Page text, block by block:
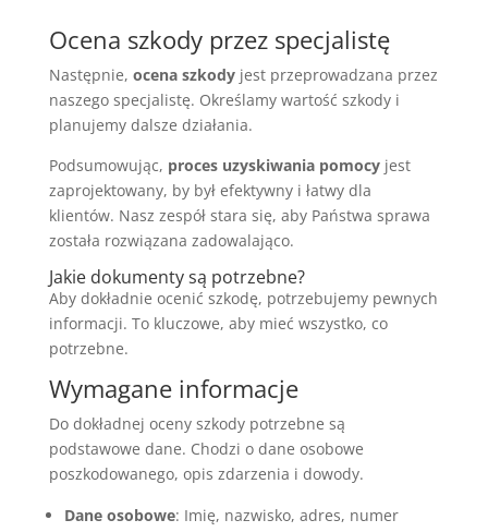
Ocena szkody przez specjalistę
Następnie, ocena szkodyjest przeprowadzana przez
naszego specjalistę. Określamy wartość szkody i
planujemy dalsze działania.
Podsumowując, proces uzyskiwania pomocyjest
zaprojektowany, by był efektywny i łatwy dla
klientów. Nasz zespół stara się, aby Państwa sprawa
została rozwiązana zadowalająco.
Jakie dokumenty są potrzebne?
Aby dokładnie ocenić szkodę, potrzebujemy pewnych
informacji. To kluczowe, aby mieć wszystko, co
potrzebne.
Wymagane informacje
Do dokładnej oceny szkody potrzebne są
podstawowe dane. Chodzi o dane osobowe
poszkodowanego, opis zdarzenia i dowody.
Dane osobowe: Imię, nazwisko, adres, numer